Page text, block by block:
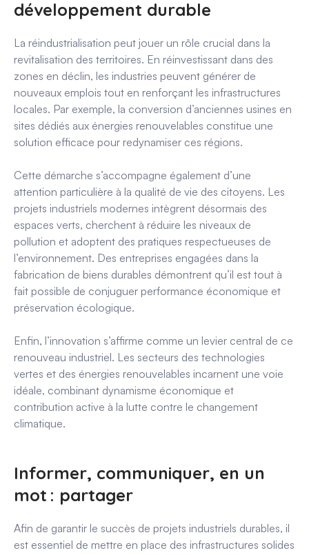
développement durable
La réindustrialisation peut jouer un rôle crucial dans la
revitalisation des territoires. En réinvestissant dans des
zones en déclin, les industries peuvent générer de
nouveaux emplois tout en renforçant les infrastructures
locales. Par exemple, la conversion d’anciennes usines en
sites dédiés aux énergies renouvelables constitue une
solution efficace pour redynamiser ces régions.
Cette démarche s’accompagne également d’une
attention particulière à la qualité de vie des citoyens. Les
projets industriels modernes intègrent désormais des
espaces verts, cherchent à réduire les niveaux de
pollution et adoptent des pratiques respectueuses de
l’environnement. Des entreprises engagées dans la
fabrication de biens durables démontrent qu’il est tout à
fait possible de conjuguer performance économique et
préservation écologique.
Enfin, l’innovation s’affirme comme un levier central de ce
renouveau industriel. Les secteurs des technologies
vertes et des énergies renouvelables incarnent une voie
idéale, combinant dynamisme économique et
contribution active à la lutte contre le changement
climatique.
Informer, communiquer, en un
mot : partager
Afin de garantir le succès de projets industriels durables, il
est essentiel de mettre en place des infrastructures solides